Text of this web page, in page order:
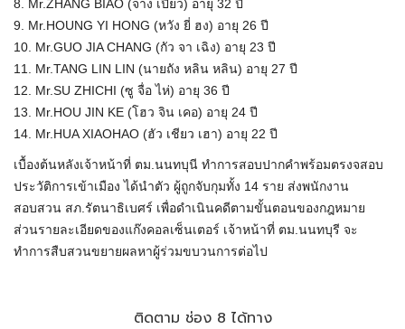
8. Mr.ZHANG BIAO (จาง เปียว) อายุ 32 ปี
9. Mr.HOUNG YI HONG (หวัง ยี่ ฮง) อายุ 26 ปี
10. Mr.GUO JIA CHANG (กัว จา เฉิง) อายุ 23 ปี
11. Mr.TANG LIN LIN (นายถัง หลิน หลิน) อายุ 27 ปี
12. Mr.SU ZHICHI (ซู จื่อ ไห่) อายุ 36 ปี
13. Mr.HOU JIN KE (โฮว จิน เคอ) อายุ 24 ปี
14. Mr.HUA XIAOHAO (ฮัว เชียว เฮา) อายุ 22 ปี
เบื้องต้นหลังเจ้าหน้าที่ ตม.นนทบุนี ทำการสอบปากคำพร้อมตรงจสอบ
ประวัติการเข้าเมือง ได้นำตัว ผู้ถูกจับกุมทั้ง 14 ราย ส่งพนักงาน
สอบสวน สภ.รัตนาธิเบศร์ เพื่อดำเนินคดีตามขั้นตอนของกฎหมาย
ส่วนรายละเอียดของแก๊งคอลเซ็นเตอร์ เจ้าหน้าที่ ตม.นนทบุรี จะ
ทำการสืบสวนขยายผลหาผู้ร่วมขบวนการต่อไป
ติดตาม ช่อง 8 ได้ทาง